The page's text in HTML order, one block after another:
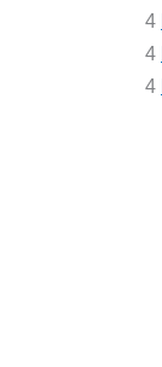
4
4
4